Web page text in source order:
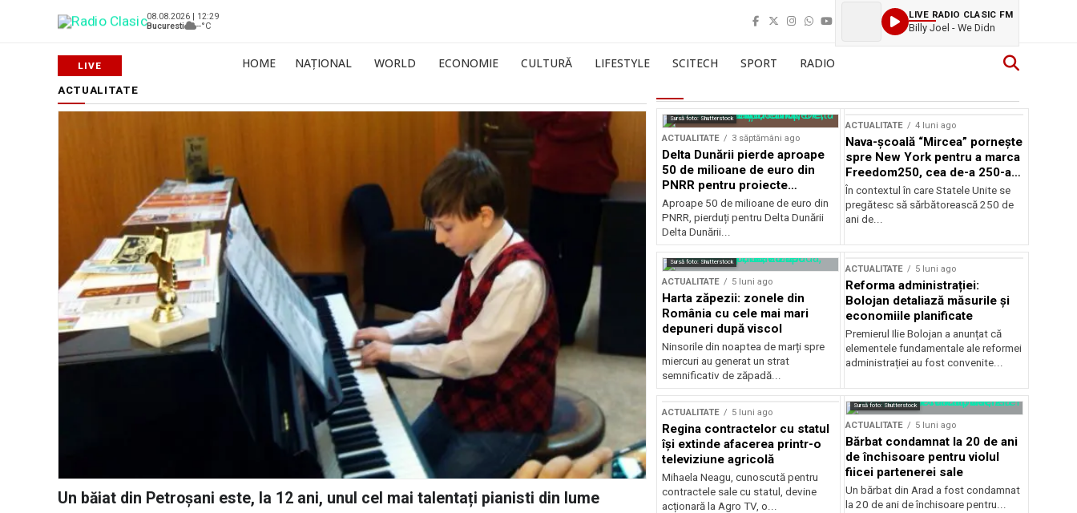
08.08.2026 | 12:29
Bucuresti
--°C
LIVE RADIO CLASIC FM
Billy Joel - We Didn
HOME NAȚIONAL WORLD ECONOMIE CULTURĂ LIFESTYLE SCITECH SPORT RADIO
ACTUALITATE
Un băiat din Petroșani este, la 12 ani, unul cel mai talentați pianisti din lume
Sursă foto: Shutterstock
ACTUALITATE 3 săptămâni ago
Delta Dunării pierde aproape
50 de milioane de euro din
PNRR pentru proiecte
esențiale
Aproape 50 de milioane de euro din
PNRR, pierduți pentru Delta Dunării
Delta Dunării...
ACTUALITATE 4 luni ago
Nava-școală “Mircea” pornește
spre New York pentru a marca
Freedom250, cea de-a 250-a
aniversare a Statelor Unite
În contextul în care Statele Unite se
pregătesc să sărbătorească 250 de
ani de...
Sursă foto: Shutterstock
ACTUALITATE 5 luni ago
Harta zăpezii: zonele din
România cu cele mai mari
depuneri după viscol
Ninsorile din noaptea de marți spre
miercuri au generat un strat
semnificativ de zăpadă...
ACTUALITATE 5 luni ago
Reforma administrației:
Bolojan detaliază măsurile și
economiile planificate
Premierul Ilie Bolojan a anunțat că
elementele fundamentale ale reformei
administrației au fost convenite...
ACTUALITATE 5 luni ago
Regina contractelor cu statul
își extinde afacerea printr-o
televiziune agricolă
Mihaela Neagu, cunoscută pentru
contractele sale cu statul, devine
acționară la Agro TV, o...
Sursă foto: Shutterstock
ACTUALITATE 5 luni ago
Bărbat condamnat la 20 de ani
de închisoare pentru violul
fiicei partenerei sale
Un bărbat din Arad a fost condamnat
la 20 de ani de închisoare pentru...